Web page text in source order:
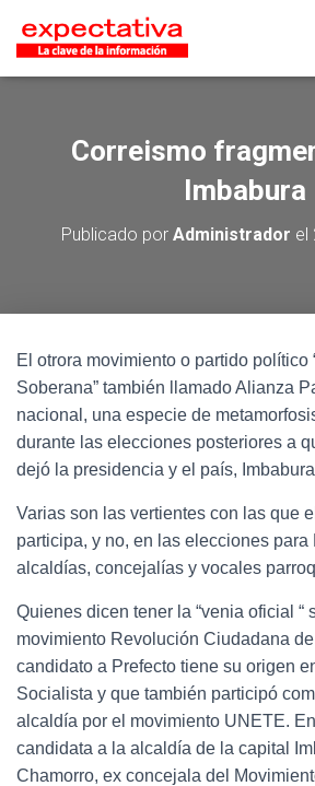
Correismo
Imbabura
Publicado por Administrador el
El otrora movimiento o partido político
Soberana” también llamado Alianza
nacional, una especie de
durante las elecciones posteriores a
dejó la presidencia y el país,
Varias son las vertientes con las que
participa, y no, en las elecciones para
alcaldías, concejalías y vocales
Quienes dicen tener la “venia oficial “
movimiento Revolución Ciudadana
candidato a Prefecto tiene su origen
Socialista y que también participó
alcaldía por el movimiento UNETE.
candidata a la alcaldía de la capital
Chamorro, ex concejala del